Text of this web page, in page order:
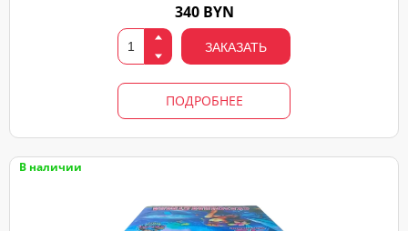
340 BYN
ЗАКАЗАТЬ
ПОДРОБНЕЕ
В наличии